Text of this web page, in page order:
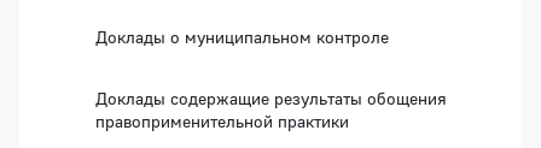
Доклады о муниципальном контроле
Доклады содержащие результаты обощения
правоприменительной практики